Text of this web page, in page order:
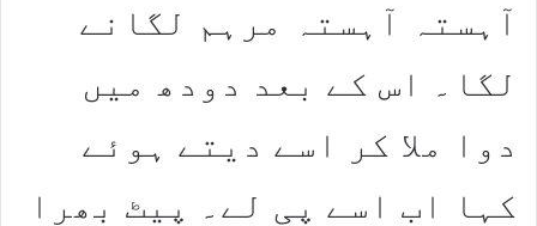
آہستہ آہستہ مرہم لگانے
لگا۔ اس کے بعد دودھ میں
دوا ملا کر اسے دیتے ہوئے
کہا اب اسے پی لے۔ پیٹ بھرا